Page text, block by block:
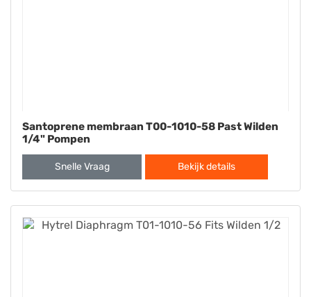
Santoprene membraan T00-1010-58 Past Wilden
1/4" Pompen
Snelle Vraag Bekijk details